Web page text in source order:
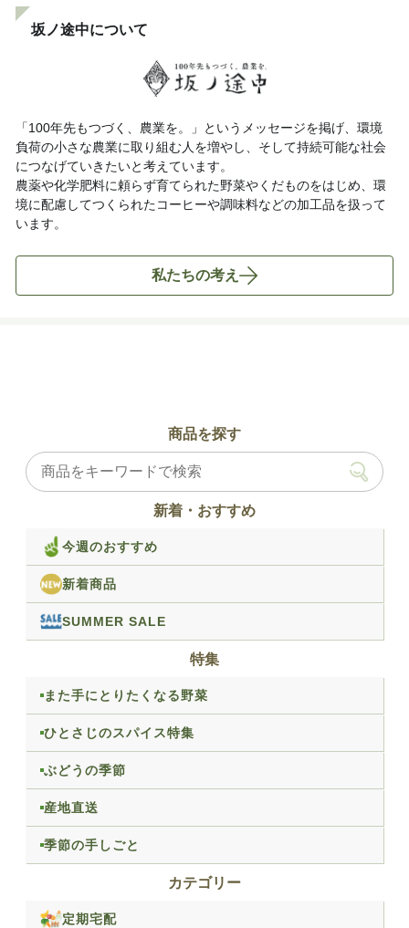
坂ノ途中について
「100年先もつづく、農業を。」というメッセージを掲げ、環境
負荷の小さな農業に取り組む人を増やし、そして持続可能な社会
につなげていきたいと考えています。
農薬や化学肥料に頼らず育てられた野菜やくだものをはじめ、環
境に配慮してつくられたコーヒーや調味料などの加工品を扱って
います。
私たちの考え
商品を探す
新着・おすすめ
今週のおすすめ
新着商品
SUMMER SALE
特集
また手にとりたくなる野菜
ひとさじのスパイス特集
ぶどうの季節
産地直送
季節の手しごと
カテゴリー
定期宅配